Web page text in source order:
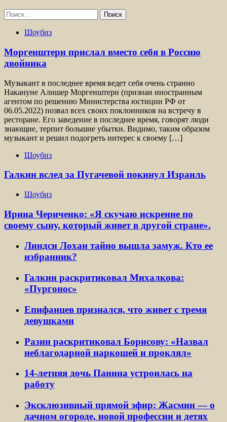
Найти:
Шоубиз
Моргенштерн прислал вместо себя в Россию
двойника
Музыкант в последнее время ведет себя очень странно
Накануне Алишер Моргенштерн (признан иностранным
агентом по решению Министерства юстиции РФ от
06.05.2022) позвал всех своих поклонников на встречу в
ресторане. Его заведение в последнее время, говорят люди
знающие, терпит большие убытки. Видимо, таким образом
музыкант и решил подогреть интерес к своему […]
Шоубиз
Галкин вслед за Пугачевой покинул Израиль
Шоубиз
Ирина Чериченко: «Я скучаю искренне по
своему сыну, который живет в другой стране».
Линдси Лохан тайно вышла замуж. Кто ее
избранник?
Галкин раскритиковал Михалкова:
«Пургонос»
Епифанцев признался, что живет с тремя
девушками
Разин раскритиковал Борисову: «Назвал
неблагодарной наркошей и проклял»
14-летняя дочь Панина устроилась на
работу
Эксклюзивный прямой эфир: Жасмин — о
дачном огороде, новой профессии и детях